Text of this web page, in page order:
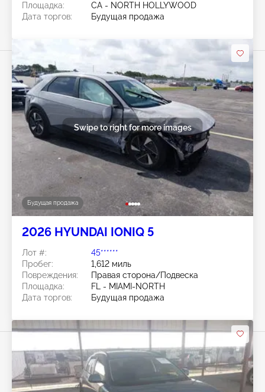
Площадка:
CA - NORTH HOLLYWOOD
Дата торгов:
Будущая продажа
Будущая продажа
Swipe to right for more images
2026 HYUNDAI IONIQ 5
Лот #:
45******
Пробег:
1,612 миль
Повреждения:
Правая сторона/Подвеска
Площадка:
FL - MIAMI-NORTH
Дата торгов:
Будущая продажа